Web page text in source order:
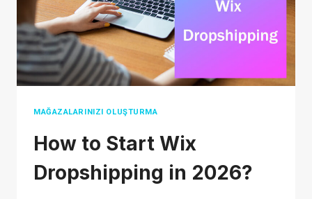
BULABILIRSINIZ?
MAĞAZALARINIZI OLUŞTURMA
How to Start Wix
Dropshipping in 2026?